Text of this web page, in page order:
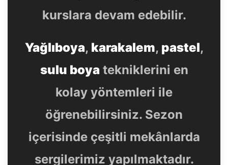
kurslara devam edebilir.
Yağlıboya, karakalem, pastel,
sulu boyatekniklerini en
kolay yöntemleri ile
öğrenebilirsiniz. Sezon
içerisinde çeşitli mekânlarda
sergilerimiz yapılmaktadır.